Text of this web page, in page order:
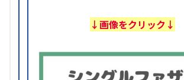
↓画像をクリック↓